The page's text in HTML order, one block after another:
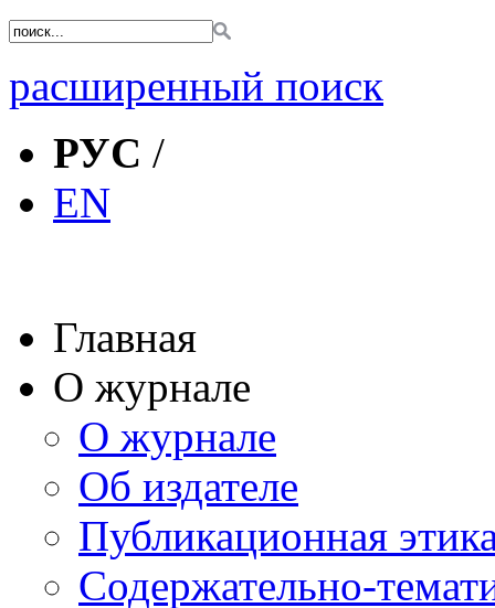
расширенный поиск
РУС /
EN
Главная
О журнале
О журнале
Об издателе
Публикационная
Содержательно-